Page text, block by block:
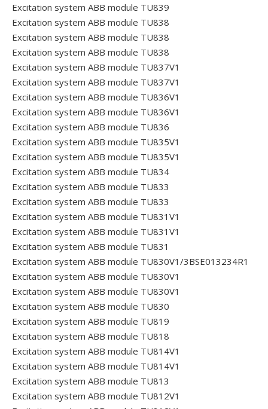
Excitation system ABB module TU839
Excitation system ABB module TU838
Excitation system ABB module TU838
Excitation system ABB module TU838
Excitation system ABB module TU837V1
Excitation system ABB module TU837V1
Excitation system ABB module TU836V1
Excitation system ABB module TU836V1
Excitation system ABB module TU836
Excitation system ABB module TU835V1
Excitation system ABB module TU835V1
Excitation system ABB module TU834
Excitation system ABB module TU833
Excitation system ABB module TU833
Excitation system ABB module TU831V1
Excitation system ABB module TU831V1
Excitation system ABB module TU831
Excitation system ABB module TU830V1/3BSE013234R1
Excitation system ABB module TU830V1
Excitation system ABB module TU830V1
Excitation system ABB module TU830
Excitation system ABB module TU819
Excitation system ABB module TU818
Excitation system ABB module TU814V1
Excitation system ABB module TU814V1
Excitation system ABB module TU813
Excitation system ABB module TU812V1